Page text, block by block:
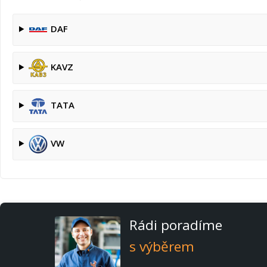
DAF
KAVZ
TATA
VW
Rádi poradíme
s výběrem